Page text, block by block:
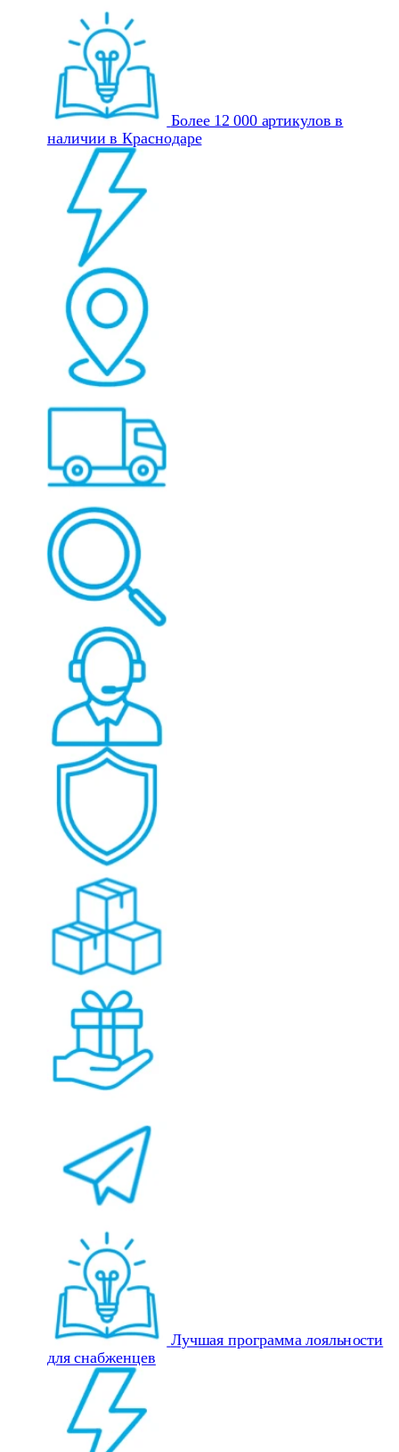
Более 12 000 артикулов в
наличии в Краснодаре
Лучшая программа лояльности
для снабженцев